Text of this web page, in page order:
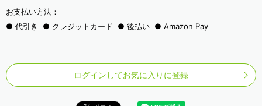
お支払い方法：
代引き
クレジットカード 後払い Amazon Pay
ログインしてお気に入りに登録